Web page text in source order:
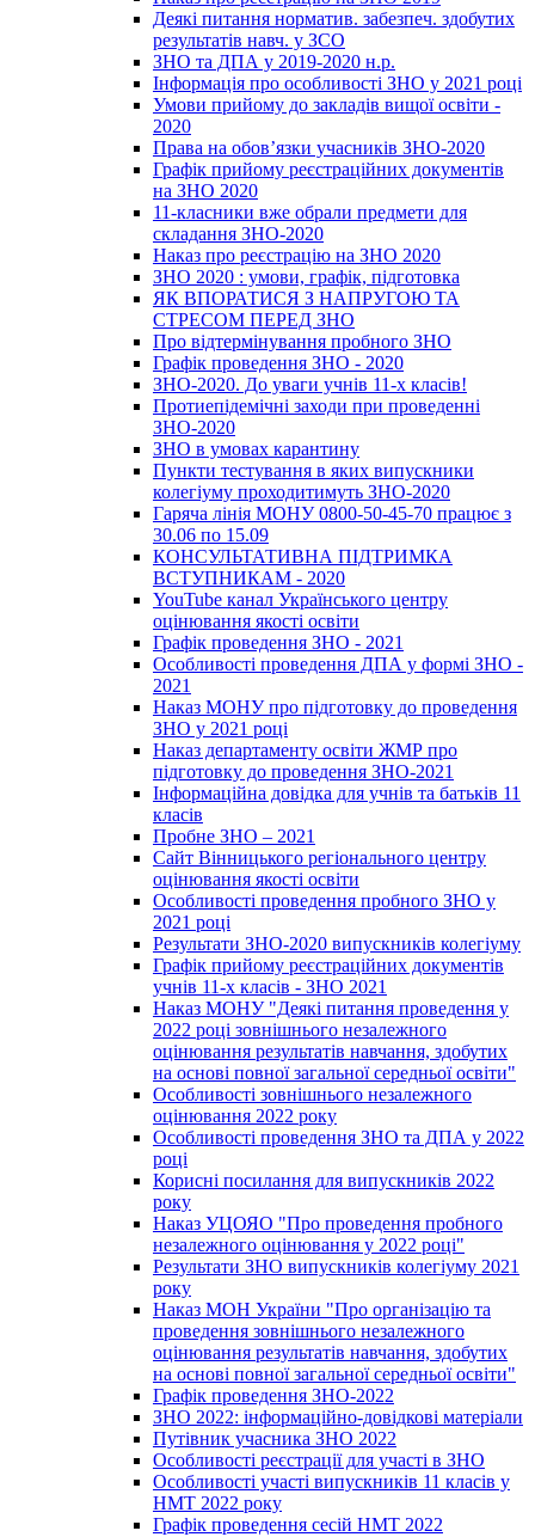
Деякі питання норматив. забезпеч. здобутих
результатів навч. у ЗСО
ЗНО та ДПА у 2019-2020 н.р.
Інформація про особливості ЗНО у 2021 році
Умови прийому до закладів вищої освіти -
2020
Права на обов’язки учасників ЗНО-2020
Графік прийому реєстраційних документів
на ЗНО 2020
11-класники вже обрали предмети для
складання ЗНО-2020
Наказ про реєстрацію на ЗНО 2020
ЗНО 2020 : умови, графік, підготовка
ЯК ВПОРАТИСЯ З НАПРУГОЮ ТА
СТРЕСОМ ПЕРЕД ЗНО
Про відтермінування пробного ЗНО
Графік проведення ЗНО - 2020
ЗНО-2020. До уваги учнів 11-х класів!
Протиепідемічні заходи при проведенні
ЗНО-2020
ЗНО в умовах карантину
Пункти тестування в яких випускники
колегіуму проходитимуть ЗНО-2020
Гаряча лінія МОНУ 0800-50-45-70 працює з
30.06 по 15.09
КОНСУЛЬТАТИВНА ПІДТРИМКА
ВСТУПНИКАМ - 2020
YouTube канал Українського центру
оцінювання якості освіти
Графік проведення ЗНО - 2021
Особливості проведення ДПА у формі ЗНО -
2021
Наказ МОНУ про підготовку до проведення
ЗНО у 2021 році
Наказ департаменту освіти ЖМР про
підготовку до проведення ЗНО-2021
Інформаційна довідка для учнів та батьків 11
класів
Пробне ЗНО – 2021
Сайт Вінницького регіонального центру
оцінювання якості освіти
Особливості проведення пробного ЗНО у
2021 році
Результати ЗНО-2020 випускників колегіуму
Графік прийому реєстраційних документів
учнів 11-х класів - ЗНО 2021
Наказ МОНУ "Деякі питання проведення у
2022 році зовнішнього незалежного
оцінювання результатів навчання, здобутих
на основі повної загальної середньої освіти"
Особливості зовнішнього незалежного
оцінювання 2022 року
Особливості проведення ЗНО та ДПА у 2022
році
Корисні посилання для випускників 2022
року
Наказ УЦОЯО "Про проведення пробного
незалежного оцінювання у 2022 році"
Результати ЗНО випускників колегіуму 2021
року
Наказ МОН України "Про організацію та
проведення зовнішнього незалежного
оцінювання результатів навчання, здобутих
на основі повної загальної середньої освіти"
Графік проведення ЗНО-2022
ЗНО 2022: інформаційно-довідкові матеріали
Путівник учасника ЗНО 2022
Особливості реєстрації для участі в ЗНО
Особливості участі випускників 11 класів у
НМТ 2022 року
Графік проведення сесій НМТ 2022